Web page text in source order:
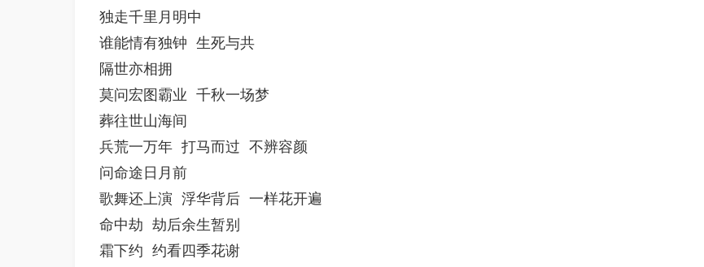
独走千里月明中
谁能情有独钟 生死与共
隔世亦相拥
莫问宏图霸业 千秋一场梦
葬往世山海间
兵荒一万年 打马而过 不辨容颜
问命途日月前
歌舞还上演 浮华背后 一样花开遍
命中劫 劫后余生暂别
霜下约 约看四季花谢